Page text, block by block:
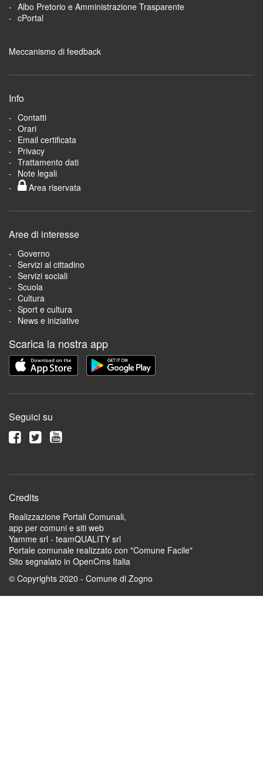
Albo Pretorio e Amministrazione Trasparente
cPortal
Meccanismo di feedback
Info
Contatti
Orari
Email certificata
Privacy
Trattamento dati
Note legali
Area riservata
Aree di interesse
Governo
Servizi al cittadino
Servizi sociali
Scuola
Cultura
Sport e cultura
News e iniziative
Scarica la nostra app
Seguici su
Credits
Realizzazione Portali Comunali,
app per comuni e siti web
Yamme srl - teamQUALITY srl
Portale comunale realizzato con "Comune Facile"
Sito segnalato in OpenCms Italia
© Copyrights 2020 - Comune di Zogno